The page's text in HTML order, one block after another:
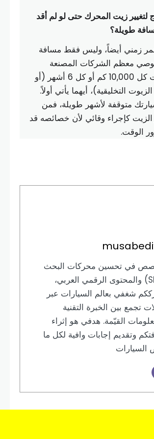
لتغيير زيت المحرك حتى لو لم أقد
طويلة؟
زمني أيضاً، وليس فقط مسافة
معظم الشركات المصنعة
بتغيير الزيت كل 10,000 كم أو كل 6 أشهر (أو
التخليقية)، أيهما يأتي أولاً.
متوقفة لأشهر طويلة، فمن
الزيت كإجراء وقائي لأن خصائصه قد
الوقت.
في تحسين محركات البحث
(SEO) والمحتوى الرقمي العربي،
شغفي بعالم السيارات عبر
تجمع بين الخبرة التقنية
القيّمة. هدفي هو إثراء
وتقديم إجابات وافية لكل ما
السيارات